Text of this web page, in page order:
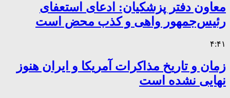
معاون دفتر پزشکیان: ادعای استعفای
رئیس‌جمهور واهی و کذب محض است
۴:۴۱
زمان و تاریخ مذاکرات آمریکا و ایران هنوز
نهایی نشده است